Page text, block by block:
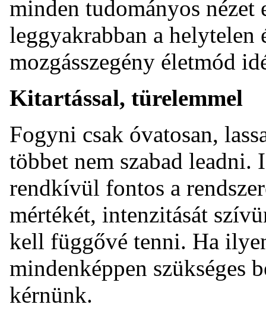
minden tudományos nézet
leggyakrabban a helytelen
mozgásszegény életmód
Kitartással, türelemmel
Fogyni csak óvatosan,
többet nem szabad leadni.
rendkívül fontos a
mértékét, intenzitását
kell függővé tenni. Ha
mindenképpen szükséges
kérnünk.